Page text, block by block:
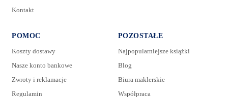
Kontakt
POMOC
Koszty dostawy
Nasze konto bankowe
Zwroty i reklamacje
Regulamin
POZOSTAŁE
Najpopularniejsze książki
Blog
Biura maklerskie
Współpraca